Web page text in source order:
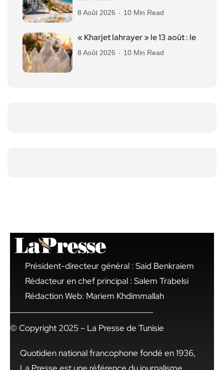
8 Août 2026 10 Min Read
« Kharjet lahrayer » le 13 août : le
8 Août 2026 10 Min Read
Président-directeur général : Said Benkraiem
Rédacteur en chef principal : Salem Trabelsi
Rédaction Web: Mariem Khdimmallah
© Copyright 2025 – La Presse de Tunisie
Quotidien national francophone fondé en 1936,